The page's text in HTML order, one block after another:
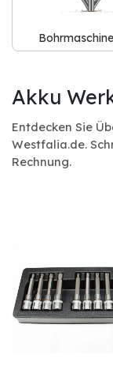
Akku
Entdecken Sie
Westfalia.de.
Rechnung.